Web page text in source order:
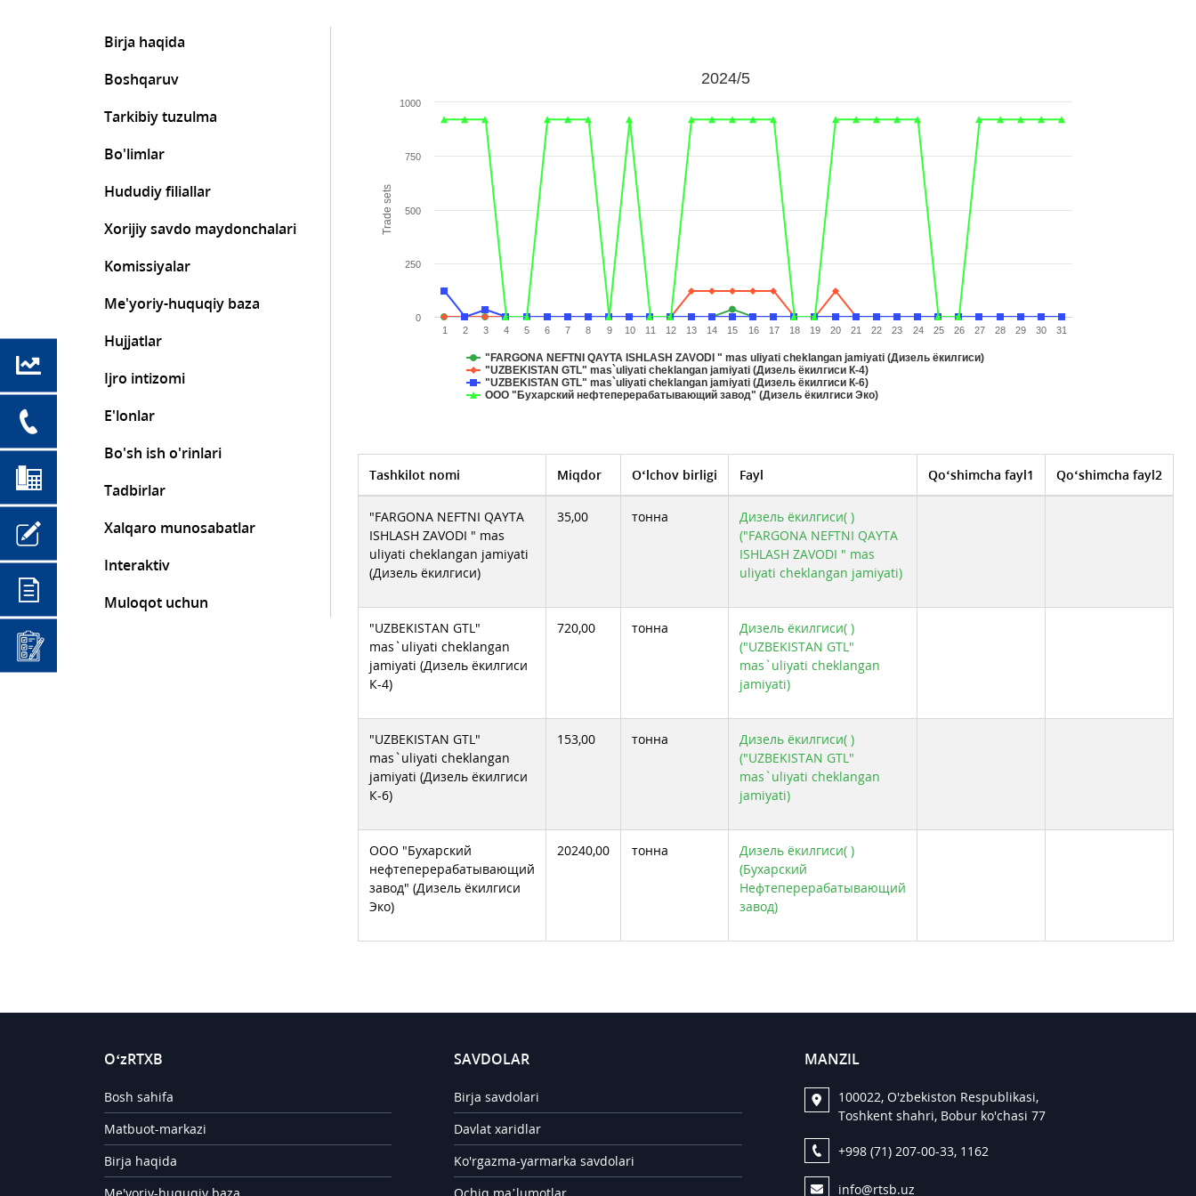
Birja haqida
Boshqaruv
Tarkibiy tuzulma
Bo'limlar
Hududiy filiallar
Xorijiy savdo maydonchalari
Komissiyalar
Me'yoriy-huquqiy baza
Hujjatlar
Ijro intizomi
E'lonlar
Bo'sh ish o'rinlari
Tadbirlar
Xalqaro munosabatlar
Interaktiv
Muloqot uchun
Trade sets
2024/5
"FARGONA NEFTNI QAYTA ISHLASH ZAVODI " mas uliyati cheklangan jamiyati (Дизель ёкилгиси)
"UZBEKISTAN GTL" mas`uliyati cheklangan jamiyati (Дизель ёкилгиси К-4)
"UZBEKISTAN GTL" mas`uliyati cheklangan jamiyati (Дизель ёкилгиси К-6)
ООО "Бухарский нефтеперерабатывающий завод" (Дизель ёкилгиси Эко)
1 2 3 4 5 6 7 8 9 10 11 12 13 14 15 16 17 18 19 20 21 22 23 24 25 26 27 28 29 30 31
0
250
500
750
1000
Tashkilot nomi Miqdor O‘lchov birligi Fayl Qo‘shimcha fayl1 Qo‘shimcha fayl2
"FARGONA NEFTNI QAYTA
ISHLASH ZAVODI " mas
uliyati cheklangan jamiyati
(Дизель ёкилгиси)
35,00 тонна
Дизель ёкилгиси( )
("FARGONA NEFTNI QAYTA
ISHLASH ZAVODI " mas
uliyati cheklangan jamiyati)
"UZBEKISTAN GTL"
mas`uliyati cheklangan
jamiyati (Дизель ёкилгиси
К-4)
720,00 тонна
Дизель ёкилгиси( )
("UZBEKISTAN GTL"
mas`uliyati cheklangan
jamiyati)
"UZBEKISTAN GTL"
mas`uliyati cheklangan
jamiyati (Дизель ёкилгиси
К-6)
153,00 тонна
Дизель ёкилгиси( )
("UZBEKISTAN GTL"
mas`uliyati cheklangan
jamiyati)
ООО "Бухарский
нефтеперерабатывающий
завод" (Дизель ёкилгиси
Эко)
20240,00 тонна
Дизель ёкилгиси( )
(Бухарский
Нефтеперерабатывающий
завод)
O‘zRTXB
Bosh sahifa
Matbuot-markazi
Birja haqida
SAVDOLAR
Birja savdolari
Davlat xaridlar
Ko'rgazma-yarmarka savdolari
MANZIL
100022, O'zbekiston Respublikasi,
Toshkent shahri, Bobur ko'chasi 77
+998 (71) 207-00-33, 1162
info@rtsb.uz